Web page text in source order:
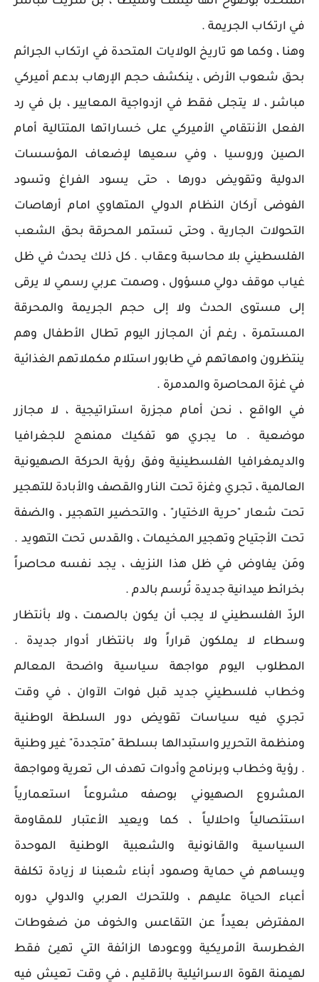
في ارتكاب الجريمة .
وهنا ، وكما هو تاريخ الولايات المتحدة في ارتكاب الجرائم
بحق شعوب الأرض ، ينكشف حجم الإرهاب بدعم أميركي
مباشر ، لا يتجلى فقط في ازدواجية المعايير ، بل في رد
الفعل الأنتقامي الأميركي على خساراتها المتتالية أمام
الصين وروسيا ، وفي سعيها لإضعاف المؤسسات
الدولية وتقويض دورها ، حتى يسود الفراغ وتسود
الفوضى آركان النظام الدولي المتهاوي امام أرهاصات
التحولات الجارية ، وحتى تستمر المحرقة بحق الشعب
الفلسطيني بلا محاسبة وعقاب . كل ذلك يحدث في ظل
غياب موقف دولي مسؤول ، وصمت عربي رسمي لا يرقى
إلى مستوى الحدث ولا إلى حجم الجريمة والمحرقة
المستمرة ، رغم أن المجازر اليوم تطال الأطفال وهم
ينتظرون وامهاتهم في طابور استلام مكملاتهم الغذائية
في غزة المحاصرة والمدمرة .
في الواقع ، نحن أمام مجزرة استراتيجية ، لا مجازر
موضعية . ما يجري هو تفكيك ممنهج للجغرافيا
والديمغرافيا الفلسطينية وفق رؤية الحركة الصهيونية
العالمية ، تجري وغزة تحت النار والقصف والأبادة للتهجير
تحت شعار "حرية الاختيار" ، والتحضير التهجير ، والضفة
تحت الأجتياح وتهجير المخيمات ، والقدس تحت التهويد .
ومَن يفاوض في ظل هذا النزيف ، يجد نفسه محاصراً
بخرائط ميدانية جديدة تُرسم بالدم .
الردّ الفلسطيني لا يجب أن يكون بالصمت ، ولا بأنتظار
وسطاء لا يملكون قراراً ولا بانتظار أدوار جديدة .
المطلوب اليوم مواجهة سياسية واضحة المعالم
وخطاب فلسطيني جديد قبل فوات الآوان ، في وقت
تجري فيه سياسات تقويض دور السلطة الوطنية
ومنظمة التحرير واستبدالها بسلطة "متجددة" غير وطنية
. رؤية وخطاب وبرنامج وأدوات تهدف الى تعرية ومواجهة
المشروع الصهيوني بوصفه مشروعاً استعمارياً
استئصالياً واحلالياً ، كما ويعيد الأعتبار للمقاومة
السياسية والقانونية والشعبية الوطنية الموحدة
ويساهم في حماية وصمود أبناء شعبنا لا زيادة تكلفة
أعباء الحياة عليهم ، وللتحرك العربي والدولي دوره
المفترض بعيداً عن التقاعس والخوف من ضغوطات
الغطرسة الأمريكية ووعودها الزائفة التي تهيئ فقط
لهيمنة القوة الاسرائيلية بالأقليم ، في وقت تعيش فيه